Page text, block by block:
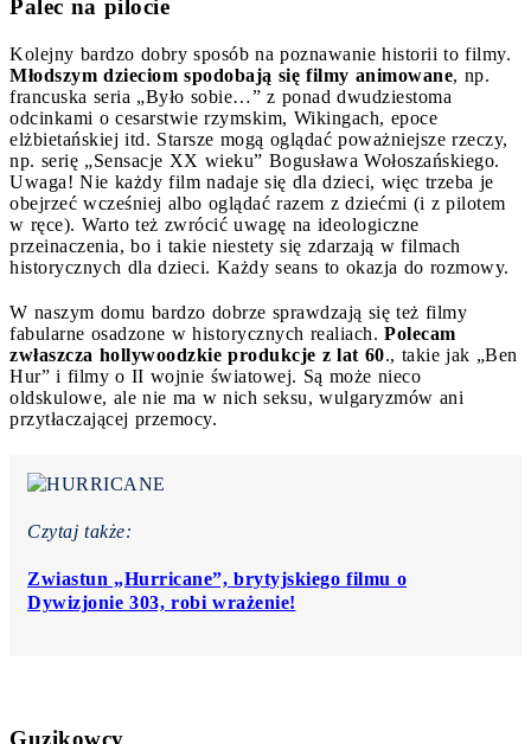
Palec na pilocie
Kolejny bardzo dobry sposób na poznawanie historii to filmy.
Młodszym dzieciom spodobają się filmy animowane, np.
francuska seria „Było sobie…” z ponad dwudziestoma
odcinkami o cesarstwie rzymskim, Wikingach, epoce
elżbietańskiej itd. Starsze mogą oglądać poważniejsze rzeczy,
np. serię „Sensacje XX wieku” Bogusława Wołoszańskiego.
Uwaga! Nie każdy film nadaje się dla dzieci, więc trzeba je
obejrzeć wcześniej albo oglądać razem z dziećmi (i z pilotem
w ręce). Warto też zwrócić uwagę na ideologiczne
przeinaczenia, bo i takie niestety się zdarzają w filmach
historycznych dla dzieci. Każdy seans to okazja do rozmowy.
W naszym domu bardzo dobrze sprawdzają się też filmy
fabularne osadzone w historycznych realiach. Polecam
zwłaszcza hollywoodzkie produkcje z lat 60., takie jak „Ben
Hur” i filmy o II wojnie światowej. Są może nieco
oldskulowe, ale nie ma w nich seksu, wulgaryzmów ani
przytłaczającej przemocy.
Czytaj także:
Zwiastun „Hurricane”, brytyjskiego filmu o
Dywizjonie 303, robi wrażenie!
Guzikowcy